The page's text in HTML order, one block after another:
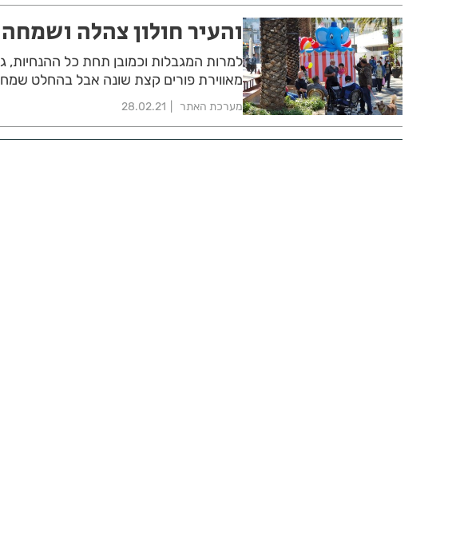
והעיר חולון צהלה ושמחה
למרות המגבלות וכמובן תחת כל ההנחיות,
מאווירת פורים קצת שונה אבל בהחלט
מערכת האתר 28.02.21